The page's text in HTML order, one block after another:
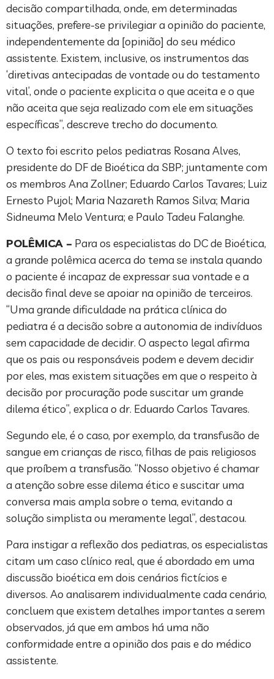
decisão compartilhada, onde, em determinadas
situações, prefere-se privilegiar a opinião do paciente,
independentemente da [opinião] do seu médico
assistente. Existem, inclusive, os instrumentos das
‘diretivas antecipadas de vontade ou do testamento
vital’, onde o paciente explicita o que aceita e o que
não aceita que seja realizado com ele em situações
específicas”, descreve trecho do documento.
O texto foi escrito pelos pediatras Rosana Alves,
presidente do DF de Bioética da SBP; juntamente com
os membros Ana Zollner; Eduardo Carlos Tavares; Luiz
Ernesto Pujol; Maria Nazareth Ramos Silva; Maria
Sidneuma Melo Ventura; e Paulo Tadeu Falanghe.
POLÊMICA – Para os especialistas do DC de Bioética,
a grande polêmica acerca do tema se instala quando
o paciente é incapaz de expressar sua vontade e a
decisão final deve se apoiar na opinião de terceiros.
“Uma grande dificuldade na prática clínica do
pediatra é a decisão sobre a autonomia de indivíduos
sem capacidade de decidir. O aspecto legal afirma
que os pais ou responsáveis podem e devem decidir
por eles, mas existem situações em que o respeito à
decisão por procuração pode suscitar um grande
dilema ético”, explica o dr. Eduardo Carlos Tavares.
Segundo ele, é o caso, por exemplo, da transfusão de
sangue em crianças de risco, filhas de pais religiosos
que proíbem a transfusão. “Nosso objetivo é chamar
a atenção sobre esse dilema ético e suscitar uma
conversa mais ampla sobre o tema, evitando a
solução simplista ou meramente legal”, destacou.
Para instigar a reflexão dos pediatras, os especialistas
citam um caso clínico real, que é abordado em uma
discussão bioética em dois cenários fictícios e
diversos. Ao analisarem individualmente cada cenário,
concluem que existem detalhes importantes a serem
observados, já que em ambos há uma não
conformidade entre a opinião dos pais e do médico
assistente.